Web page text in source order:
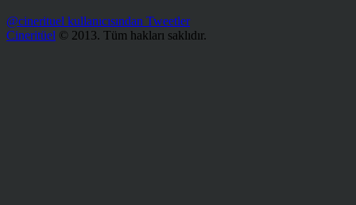
@cinerituel kullanıcısından Tweetler
Cineritüel © 2013. Tüm hakları saklıdır.